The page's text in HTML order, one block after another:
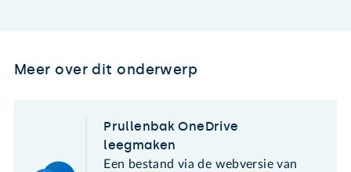
Meer over dit onderwerp
Prullenbak OneDrive
leegmaken
Een bestand via de webversie van